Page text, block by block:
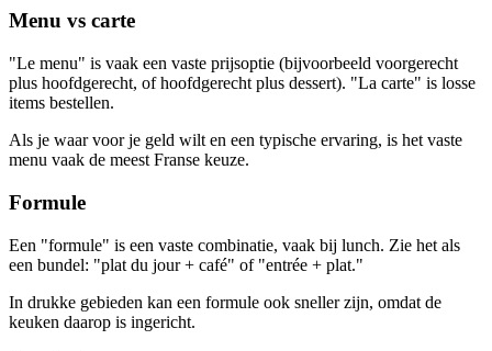
Menu vs carte
"Le menu" is vaak een vaste prijsoptie (bijvoorbeeld voorgerecht
plus hoofdgerecht, of hoofdgerecht plus dessert). "La carte" is losse
items bestellen.
Als je waar voor je geld wilt en een typische ervaring, is het vaste
menu vaak de meest Franse keuze.
Formule
Een "formule" is een vaste combinatie, vaak bij lunch. Zie het als
een bundel: "plat du jour + café" of "entrée + plat."
In drukke gebieden kan een formule ook sneller zijn, omdat de
keuken daarop is ingericht.